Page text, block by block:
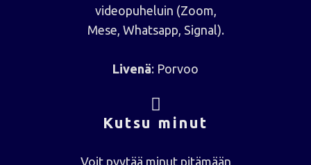
videopuheluin (Zoom,
Mese, Whatsapp, Signal).
Livenä: Porvoo
Kutsu minut
Voit pyytää minut pitämään